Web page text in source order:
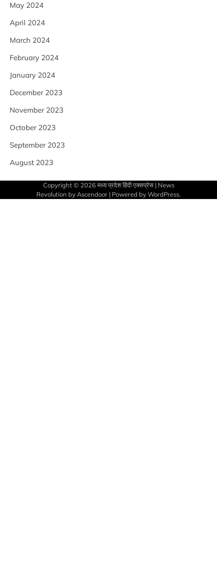
May 2024
April 2024
March 2024
February 2024
January 2024
December 2023
November 2023
October 2023
September 2023
August 2023
Copyright © 2026 मध्य प्रदेश हिंदी एक्सप्रेस| News
Revolution byAscendoor | Powered byWordPress.